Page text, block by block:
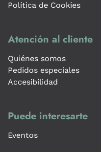
Política de Cookies
Atención al cliente
Quiénes somos
Pedidos especiales
Accesibilidad
Puede interesarte
Eventos